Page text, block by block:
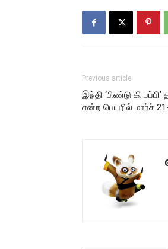
Previous article
இந்தி ‘பிண்டு கி பப்பி’
என்ற பெயரில் மார்ச்